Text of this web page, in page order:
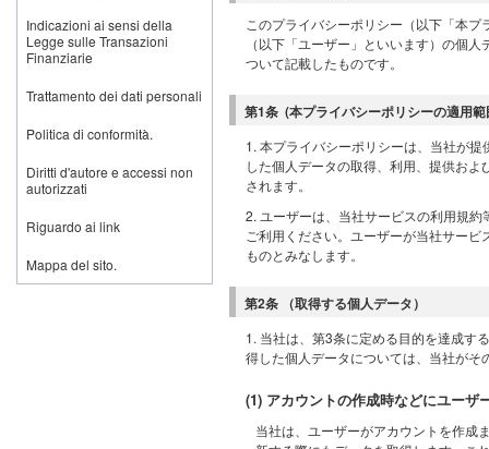
このプライバシーポリシー（以下「本
（以下「ユーザー」といいます）の個
ついて記載したものです。
第1条 (本プライバシーポリシーの適用範
1. 本プライバシーポリシーは、当社が
した個人データの取得、利用、提供お
されます。
2. ユーザーは、当社サービスの利用規
ご利用ください。ユーザーが当社サー
ものとみなします。
第2条 （取得する個人データ）
1. 当社は、第3条に定める目的を達成す
得した個人データについては、当社が
(1) アカウントの作成時などにユーザ
当社は、ユーザーがアカウントを作成
Indicazioni ai sensi della
Legge sulle Transazioni
Finanziarie
Trattamento dei dati personali
Politica di conformità.
Diritti d'autore e accessi non
autorizzati
Riguardo ai link
Mappa del sito.